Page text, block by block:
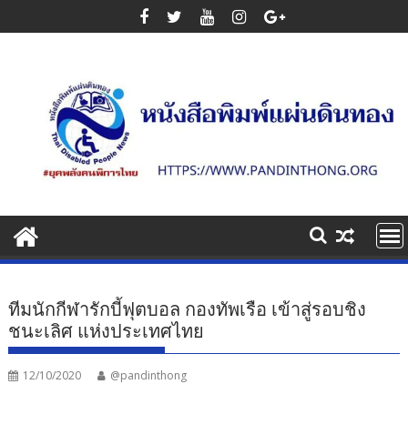
to
ทีมนักกีฬารักบี้ฟุตบอล กองทัพเรือ เข้าสู่รอบชิง
ชนะเลิศ แห่งประเทศไทย
12/10/2020 @pandinthong